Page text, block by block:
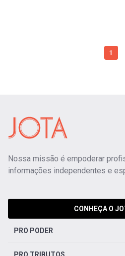
1
Nossa missão é empoderar
informações independentes e
CONHEÇA O
PRO PODER